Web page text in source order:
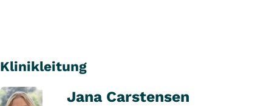
Klinikleitung
Jana Carstensen